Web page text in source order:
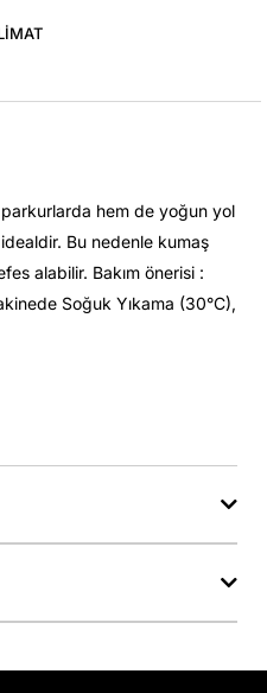
hem de yoğun yol
Bu nedenle kumaş
alabilir. Bakım önerisi :
Soğuk Yıkama (30°C),